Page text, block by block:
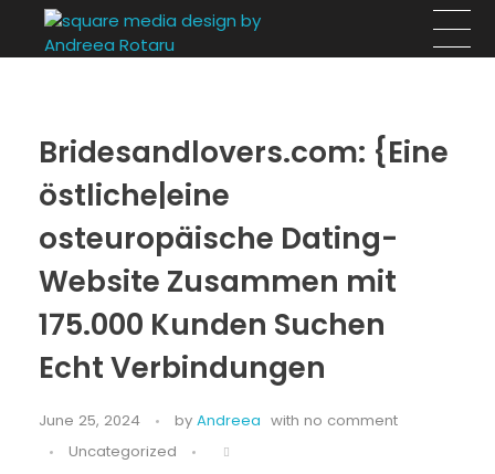
Bridesandlovers.com: {Eine
östliche|eine
osteuropäische Dating-
Website Zusammen mit
175.000 Kunden Suchen
Echt Verbindungen
June 25, 2024 by Andreea with no comment
Uncategorized